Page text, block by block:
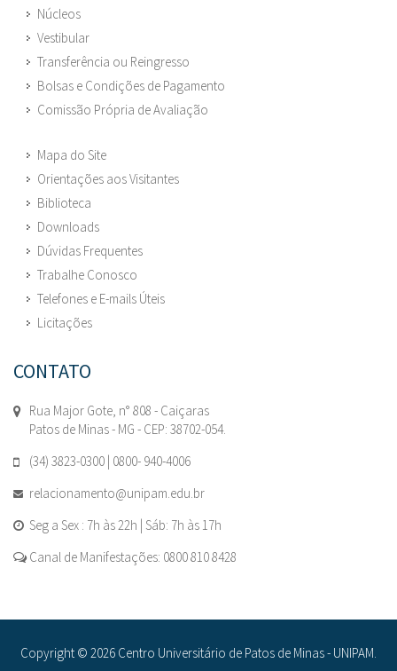
Núcleos
Vestibular
Transferência ou Reingresso
Bolsas e Condições de Pagamento
Comissão Própria de Avaliação
Mapa do Site
Orientações aos Visitantes
Biblioteca
Downloads
Dúvidas Frequentes
Trabalhe Conosco
Telefones e E-mails Úteis
Licitações
CONTATO
Rua Major Gote, n° 808 - Caiçaras
Patos de Minas - MG - CEP: 38702-054.
(34) 3823-0300 | 0800- 940-4006
relacionamento@unipam.edu.br
Seg a Sex : 7h às 22h | Sáb: 7h às 17h
Canal de Manifestações: 0800 810 8428
Copyright © 2026 Centro Universitário de Patos de Minas - UNIPAM.